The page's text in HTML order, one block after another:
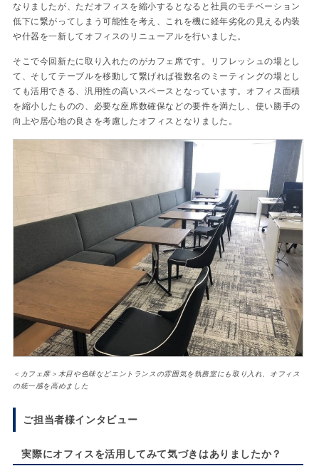
なりましたが、ただオフィスを縮小するとなると社員のモチベーション
低下に繋がってしまう可能性を考え、これを機に経年劣化の見える内装
や什器を一新してオフィスのリニューアルを行いました。
そこで今回新たに取り入れたのがカフェ席です。リフレッシュの場とし
て、そしてテーブルを移動して繋げれば複数名のミーティングの場とし
ても活用できる、汎用性の高いスペースとなっています。オフィス面積
を縮小したものの、必要な座席数確保などの要件を満たし、使い勝手の
向上や居心地の良さを考慮したオフィスとなりました。
＜カフェ席＞木目や色味などエントランスの雰囲気を執務室にも取り入れ、オフィス
の統一感を高めました
ご担当者様インタビュー
実際にオフィスを活用してみて気づきはありましたか？